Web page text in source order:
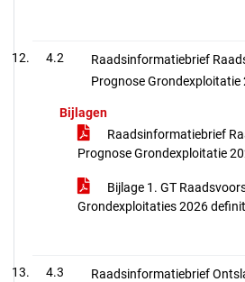
4.2
Raadsinformatiebrief
Prognose Grondexploitatie
Bijlagen
Raadsinformatiebrief
Prognose Grondexploitatie
Bijlage 1. GT
Grondexploitaties 2026
4.3
Raadsinformatiebrief